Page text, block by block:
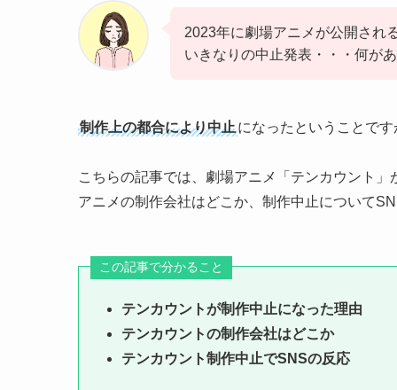
2023年に劇場アニメが公開され
いきなりの中止発表・・・何が
制作上の都合により中止になったということで
こちらの記事では、劇場アニメ「テンカウント
アニメの制作会社はどこか、制作中止について
この記事で分かること
テンカウントが制作中止になった理由
テンカウントの制作会社はどこか
テンカウント制作中止でSNSの反応